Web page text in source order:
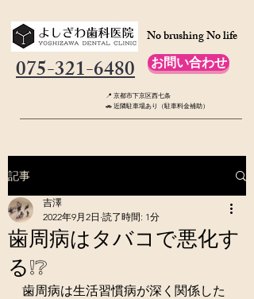
075-321-6480
No brushing No life
お問い合わせ
📍 京都市下京区西七条
🚗 近隣駐車場あり（駐車料金補助）
記事
歯周病はタバコで悪化す
る❕❔
吉澤
2022年9月2日 読了時間: 1分
歯周病は生活習慣病が深く関係した